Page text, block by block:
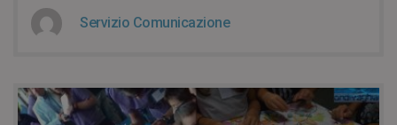
Servizio Comunicazione